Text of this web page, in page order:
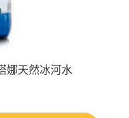
塔娜天然冰河水